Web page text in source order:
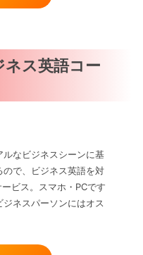
ス英語コー
なビジネスシーンに基
で、ビジネス英語を対
ビス。スマホ・PCです
ネスパーソンにはオス